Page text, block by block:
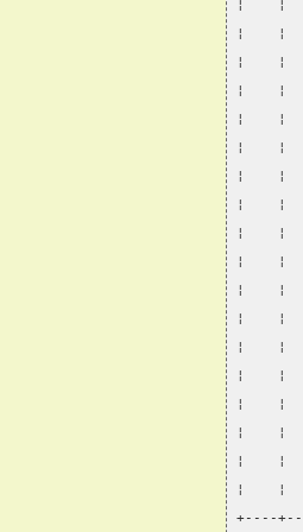
¦    ¦
¦    ¦
¦    ¦
¦    ¦
¦    ¦
¦    ¦
¦    ¦
¦    ¦
¦    ¦
¦    ¦
¦    ¦
¦    ¦
¦    ¦
¦    ¦
¦    ¦
¦    ¦
¦    ¦
¦    ¦
+----